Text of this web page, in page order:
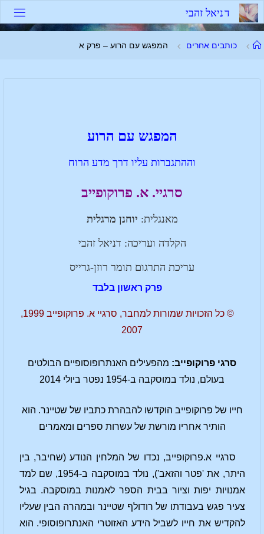
דניאל זהבי
כותבים אחרים המפגש עם הרוע – פרק א
המפגש עם הרוע
וההתגברות עליו דרך מדע הרוח
סרגיי. א. פרוקופייב
מאנגלית: יוחנן מרגלית
הקלדה ועריכה: דניאל זהבי
עריכת התרגום תומר רוזן-גרייס
פרק ראשון בלבד
© כל הזכויות שמורות למחבר, סרגיי א. פרוקופייב 1999,
2007
סרגי פרוקופייב: מהפעילים האנתרופוסופיים הבולטים
בעולם, נולד במוסקבה ב-1954 נפטר ביולי 2014
חייו של פרוקופייב הוקדשו להבהרת כתביו של שטיינר. הוא
הותיר אחריו מורשת של עשרות ספרים ומאמרים
סרגיי א.פרוקופייב, נכדו של המלחין הנודע (שחיבר, בין
היתר, את 'פטר והזאב'), נולד במוסקבה ב-1954, שם למד
אמנויות יפות וציור בבית הספר לאמנות במוסקבה. בגיל
צעיר פגש בעבודתו של רודולף שטיינר ובמהרה הבין שעליו
להקדיש את חייו לשביל הידע האזוטרי האנתרופוסופי. הוא